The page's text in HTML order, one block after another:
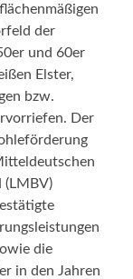
der
und 60er
Elster,
bzw.
Der
(LMBV)
die
in den Jahren